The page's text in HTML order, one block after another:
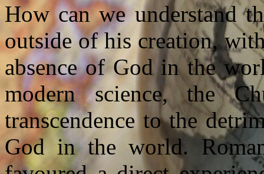
How can we understand
outside of his creation,
absence of God in the
modern science, the
transcendence to the
God in the world.